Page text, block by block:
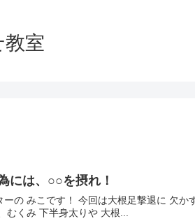
室
には、○○を摂れ！
の みこです！ 今回は大根足撃退に 欠か
くみ 下半身太りや 大根...